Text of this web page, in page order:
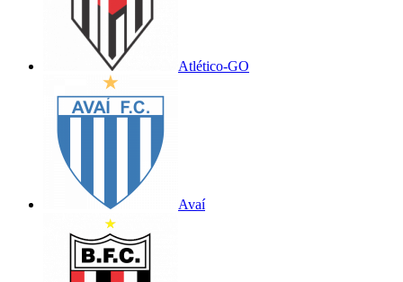
Atlético-GO
Avaí